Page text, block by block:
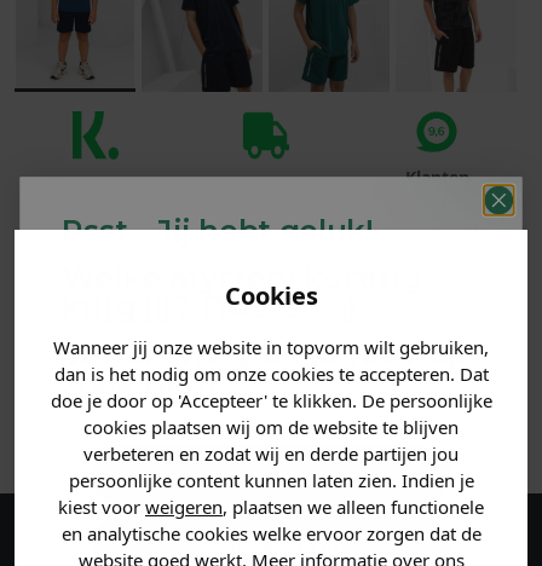
Cookies
Wanneer jij onze website in topvorm wilt gebruiken,
dan is het nodig om onze cookies te accepteren. Dat
doe je door op 'Accepteer' te klikken. De persoonlijke
cookies plaatsen wij om de website te blijven
verbeteren en zodat wij en derde partijen jou
persoonlijke content kunnen laten zien. Indien je
kiest voor weigeren, plaatsen we alleen functionele
en analytische cookies welke ervoor zorgen dat de
website goed werkt. Meer informatie over ons
Betaal achteraf
Voor 23:59 besteld
Klanten
beoordelen ons
met een 9,6!
PRODUCTINFORMATIE
MATERIAAL & WASVOORSCHRIFT
ANDERE BESTELDEN OOK
Psst... Jij hebt geluk!
Welke mystery
krijg jij? (Tot-30%
Vertel ons waar je naar op
zoek bent. 👇
Heren kleding
Dames kleding